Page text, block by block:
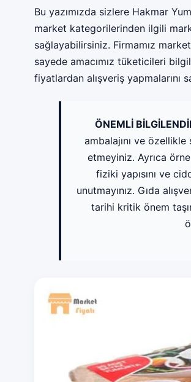
Bu yazımızda sizlere Hakmar
market kategorilerinden ilgili
sağlayabilirsiniz. Firmamız
sayede amacımız tüketicileri
fiyatlardan alışveriş yapmalarını
ÖNEMLİ
ambalajını ve
etmeyiniz. Ayrıca
fiziki yapısını ve
unutmayınız. Gıda
tarihi kritik önem